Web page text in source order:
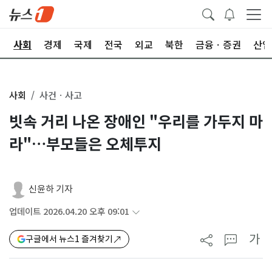
사회 경제 국제 전국 외교 북한 금융ㆍ증권 산업
사회 사건ㆍ사고
빗속 거리 나온 장애인 "우리를 가두지 마
라"…부모들은 오체투지
신윤하 기자
업데이트 2026.04.20 오후 09:01
구글에서 뉴스1 즐겨찾기 가